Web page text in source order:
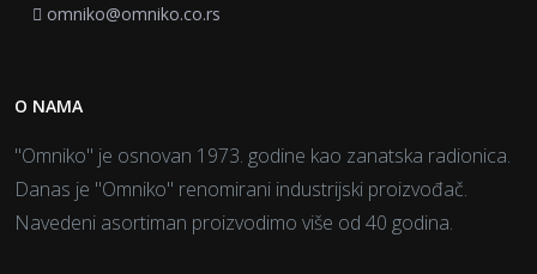
omniko@omniko.co.rs
O NAMA
"Omniko" je osnovan 1973. godine kao zanatska radionica.
Danas je "Omniko" renomirani industrijski proizvođač.
Navedeni asortiman proizvodimo više od 40 godina.